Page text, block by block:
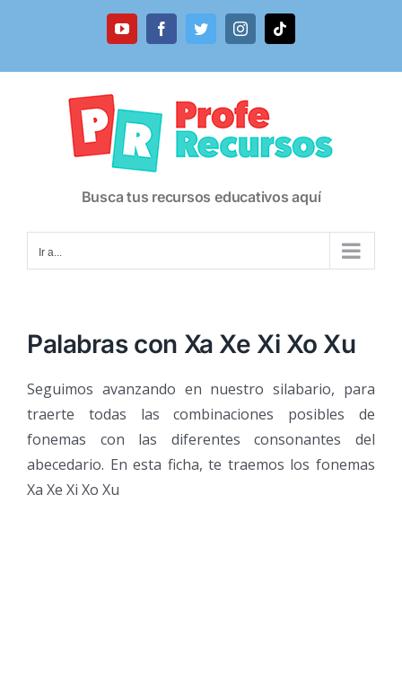
YouTubeFacebookTwitterInstagramTiktok
Busca tus recursos educativos aquí
Ir a...
Palabras con Xa Xe Xi Xo Xu
Seguimos avanzando en nuestro silabario, para
traerte todas las combinaciones posibles de
fonemas con las diferentes consonantes del
abecedario. En esta ficha, te traemos los fonemas
Xa Xe Xi Xo Xu